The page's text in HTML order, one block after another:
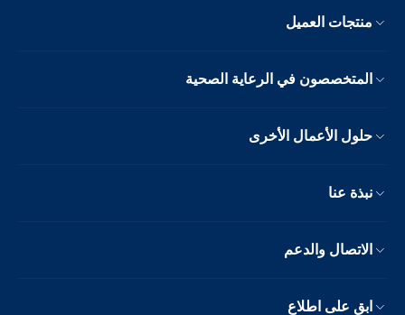
منتجات العميل
المتخصصون في الرعاية الصحية
حلول الأعمال الأخرى
نبذة عنا
الاتصال والدعم
ابق على اطلاع